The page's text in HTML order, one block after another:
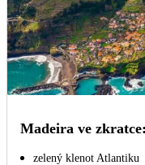
Madeira ve zkratce:
zelený klenot Atlantiku